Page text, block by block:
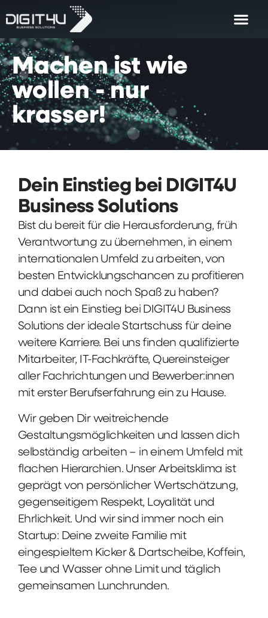
Machen ist wie
wollen - nur
krasser!
Dein Einstieg bei DIGIT4U
Business Solutions
Bist du bereit für die Herausforderung, früh
Verantwortung zu übernehmen, in einem
internationalen Umfeld zu arbeiten, von
besten Entwicklungschancen zu profitieren
und dabei auch noch Spaß zu haben?
Dann ist ein Einstieg bei DIGIT4U Business
Solutions der ideale Startschuss für deine
weitere Karriere. Bei uns finden qualifizierte
Mitarbeiter, IT-Fachkräfte, Quereinsteiger
aller Fachrichtungen und Bewerber:innen
mit erster Berufserfahrung ein zu Hause.
Wir geben Dir weitreichende
Gestaltungsmöglichkeiten und lassen dich
selbständig arbeiten – in einem Umfeld mit
flachen Hierarchien. Unser Arbeitsklima ist
geprägt von persönlicher Wertschätzung,
gegenseitigem Respekt, Loyalität und
Ehrlichkeit. Und wir sind immer noch ein
Startup: Deine zweite Familie mit
eingespieltem Kicker & Dartscheibe, Koffein,
Tee und Wasser ohne Limit und täglich
gemeinsamen Lunchrunden.